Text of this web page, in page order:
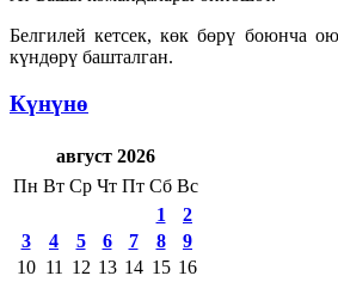
Белгилей кетсек, көк бөрү боюнча
күндөрү башталган.
Күнүнө
август 2026
Пн Вт Ср Чт Пт Сб Вс
1
2
3
4 5 6 7 8
9
10 11 12 13 14 15 16